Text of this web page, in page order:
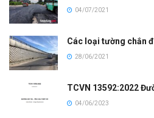
04/07/2021
Các loại tường chắn
28/06/2021
TCVN 13592:2022
04/06/2023